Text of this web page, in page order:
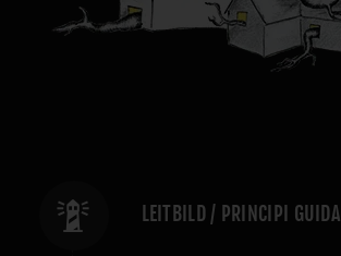
LEITBILD / PRINCIPI GUIDA